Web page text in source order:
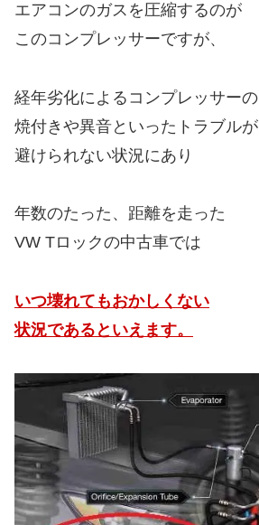
エアコンのガスを圧縮するのが
このコンプレッサーですが、
経年劣化によるコンプレッサーの
焼付きや異音といったトラブルが
避けられない状況にあり
年数のたった、距離を走った
VW Tロックの中古車では
いつ壊れてもおかしくない
状況であるといえます。